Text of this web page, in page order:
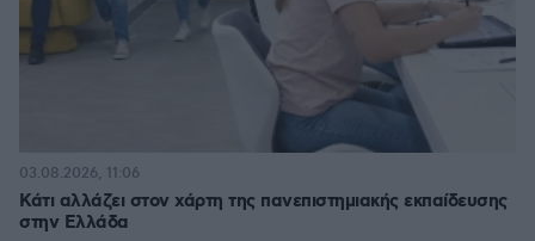
Κάτι αλλάζει στον χάρτη της πανεπιστημιακής εκπαίδευσης
στην Ελλάδα
03.08.2026, 11:06